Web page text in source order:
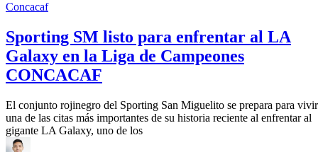
Concacaf
Sporting SM listo para enfrentar al LA
Galaxy en la Liga de Campeones
CONCACAF
El conjunto rojinegro del Sporting San Miguelito se prepara para vivir
una de las citas más importantes de su historia reciente al enfrentar al
gigante LA Galaxy, uno de los